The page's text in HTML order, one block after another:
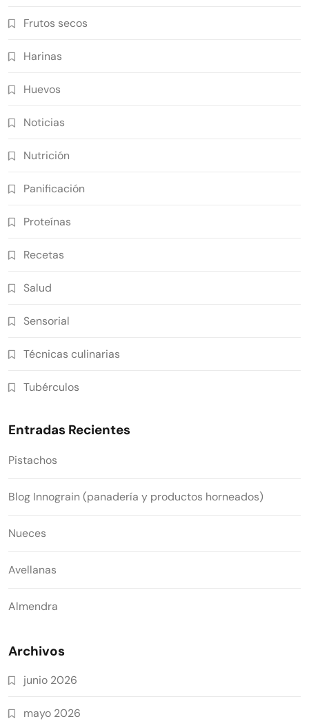
Frutos secos
Harinas
Huevos
Noticias
Nutrición
Panificación
Proteínas
Recetas
Salud
Sensorial
Técnicas culinarias
Tubérculos
Entradas Recientes
Pistachos
Blog Innograin (panadería y productos horneados)
Nueces
Avellanas
Almendra
Archivos
junio 2026
mayo 2026